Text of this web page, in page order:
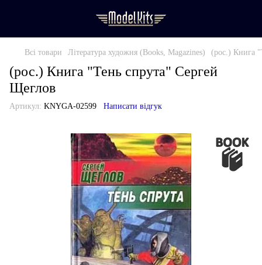
Всі товари Література художня (Books, Magazines) (рос.) Книга
(рос.) Книга "Тень спрута" Сергей
Щеглов
Артикул: KNYGA-02599 Написати відгук